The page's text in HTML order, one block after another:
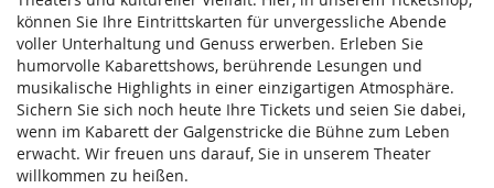
können Sie Ihre Eintrittskarten für unvergessliche Abende
voller Unterhaltung und Genuss erwerben. Erleben Sie
humorvolle Kabarettshows, berührende Lesungen und
musikalische Highlights in einer einzigartigen Atmosphäre.
Sichern Sie sich noch heute Ihre Tickets und seien Sie dabei,
wenn im Kabarett der Galgenstricke die Bühne zum Leben
erwacht. Wir freuen uns darauf, Sie in unserem Theater
willkommen zu heißen.